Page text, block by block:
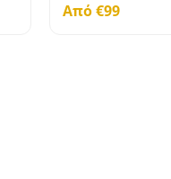
Από €99